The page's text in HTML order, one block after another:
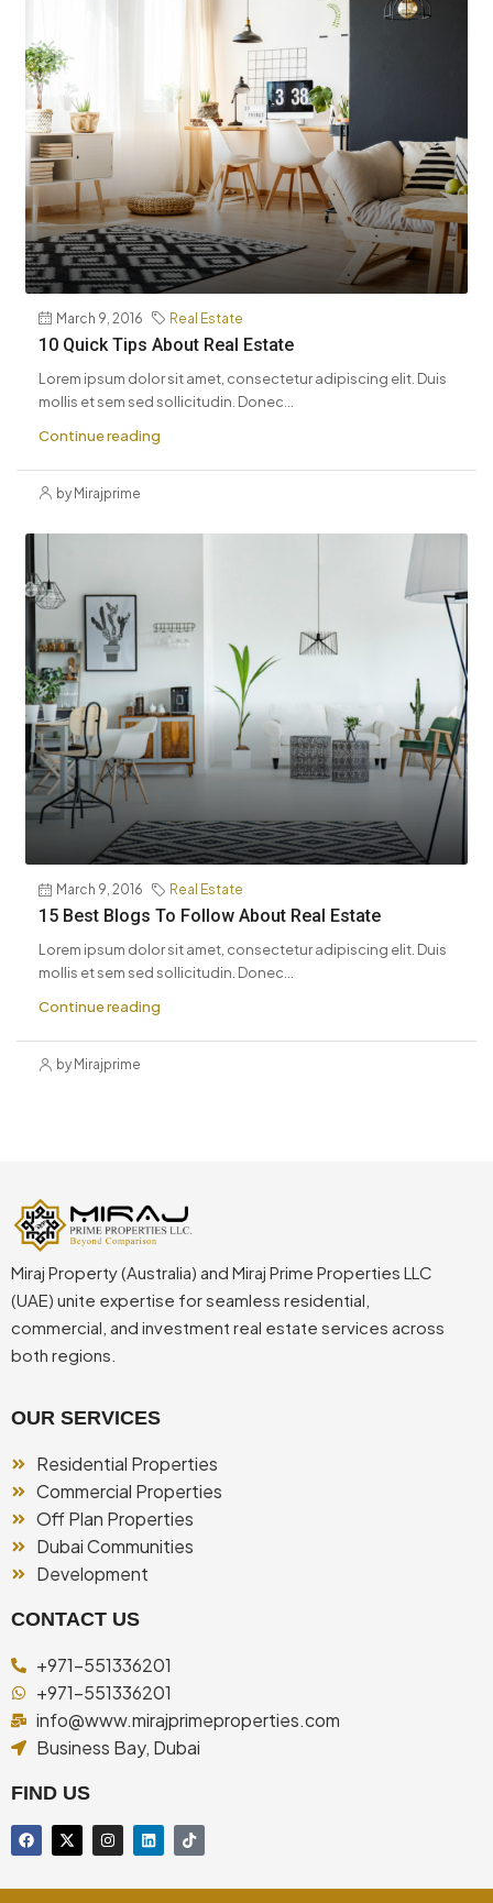
March 9, 2016 Real Estate
10 Quick Tips About Real Estate
Lorem ipsum dolor sit amet, consectetur adipiscing elit. Duis
mollis et sem sed sollicitudin. Donec...
Continue reading
by Mirajprime
March 9, 2016 Real Estate
15 Best Blogs To Follow About Real Estate
Lorem ipsum dolor sit amet, consectetur adipiscing elit. Duis
mollis et sem sed sollicitudin. Donec...
Continue reading
by Mirajprime
Miraj Property (Australia) and Miraj Prime Properties LLC
(UAE) unite expertise for seamless residential,
commercial, and investment real estate services across
both regions.
OUR SERVICES
Residential Properties
Commercial Properties
Off Plan Properties
Dubai Communities
Development
CONTACT US
+971-551336201
+971-551336201
info@www.mirajprimeproperties.com
Business Bay, Dubai
FIND US